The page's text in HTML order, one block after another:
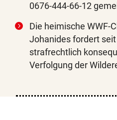
0676-444-66-12
Die heimische WWF-
Johanides fordert
strafrechtlich
Verfolgung der